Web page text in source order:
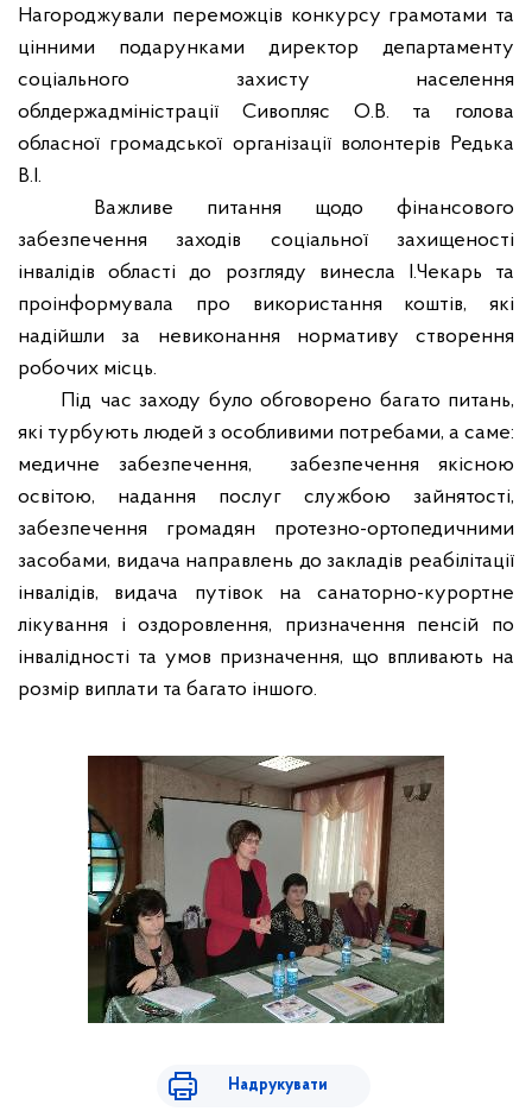
Нагороджували переможців конкурсу грамотами та
цінними подарунками директор департаменту
соціального захисту населення
облдержадміністрації Сивопляс О.В. та голова
обласної громадської організації волонтерів Редька
В.І.
Важливе питання щодо фінансового
забезпечення заходів соціальної захищеності
інвалідів області до розгляду винесла І.Чекарь та
проінформувала про використання коштів, які
надійшли за невиконання нормативу створення
робочих місць.
Під час заходу було обговорено багато питань,
які турбують людей з особливими потребами, а саме:
медичне забезпечення,
забезпечення якісною
освітою, надання послуг службою зайнятості,
забезпечення громадян протезно-ортопедичними
засобами, видача направлень до закладів реабілітації
інвалідів, видача путівок на санаторно-курортне
лікування і оздоровлення, призначення пенсій по
інвалідності та умов призначення, що впливають на
розмір виплати та багато іншого.
Надрукувати